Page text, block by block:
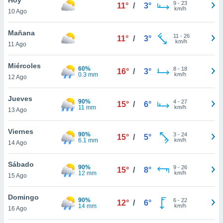
y
en
más
de
cookies
10 Ago
11° / 3° 9- 23
km/h
Mañana
11 Ago
11° / 3° 11 - 26
km/h
Miércoles
12 Ago
60%
0.3 mm
16° / 3° 8- 18
km/h
Jueves
13 Ago
90%
11 mm
15° / 6° 4- 27
km/h
Viernes
14 Ago
90%
6.1 mm
15° / 5° 3- 24
km/h
Sábado
15 Ago
90%
12 mm
15° / 8° 9- 26
km/h
Domingo
16 Ago
90%
14 mm
12° / 6° 6- 22
km/h